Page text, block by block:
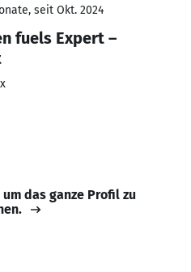
seit Okt. 2024
fuels Expert –
das ganze Profil zu